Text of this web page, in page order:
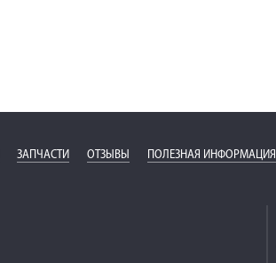
ЗАПЧАСТИ ОТЗЫВЫ ПОЛЕЗНАЯ ИНФОРМАЦИЯ